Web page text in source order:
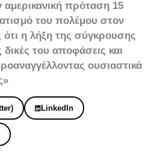
πρόταση 15
του πολέμου στον
η λήξη της σύγκρουσης
δικές του αποφάσεις και
ουσιαστικά
LinkedIn